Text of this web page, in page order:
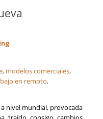
, modelos comerciales,
en remoto,
nivel mundial, provocada